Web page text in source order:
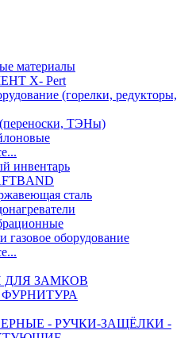
материалы
X- Pert
(горелки, редукторы,
ТЭНы)
инвентарь
сталь
газовое оборудование
ДЛЯ ЗАМКОВ
- РУЧКИ-ЗАЩЁЛКИ -